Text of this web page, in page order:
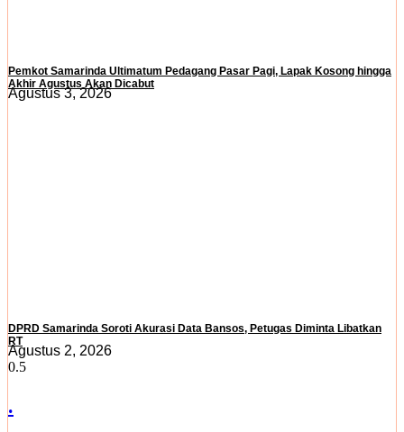
Pemkot Samarinda Ultimatum Pedagang Pasar Pagi, Lapak Kosong hingga
Akhir Agustus Akan Dicabut
Agustus 3, 2026
DPRD Samarinda Soroti Akurasi Data Bansos, Petugas Diminta Libatkan
RT
Agustus 2, 2026
.